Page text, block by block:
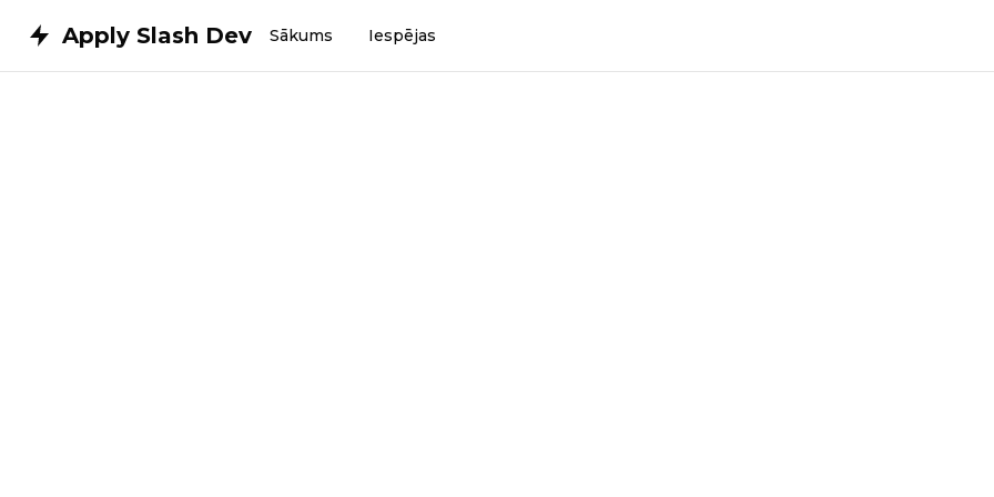
Apply Slash Dev Sākums Iespējas